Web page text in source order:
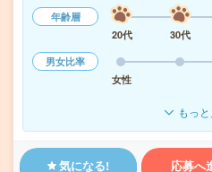
年齢層
20代
30代
男女比率
女性
もっ
気になる! 応募へ